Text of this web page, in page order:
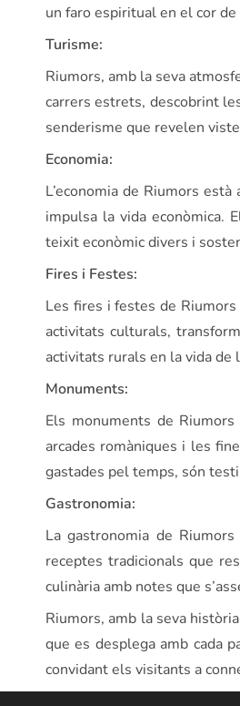
un faro espiritual en el cor
Turisme:
Riumors, amb la seva
carrers estrets, descobrint
senderisme que revelen
Economia:
L’economia de Riumors
impulsa la vida econòmica.
teixit econòmic divers i
Fires i Festes:
Les fires i festes de
activitats culturals,
activitats rurals en la vida de
Monuments:
Els monuments de
arcades romàniques i les
gastades pel temps, són
Gastronomia:
La gastronomia de
receptes tradicionals que
culinària amb notes que
Riumors, amb la seva
que es desplega amb cada
convidant els visitants a